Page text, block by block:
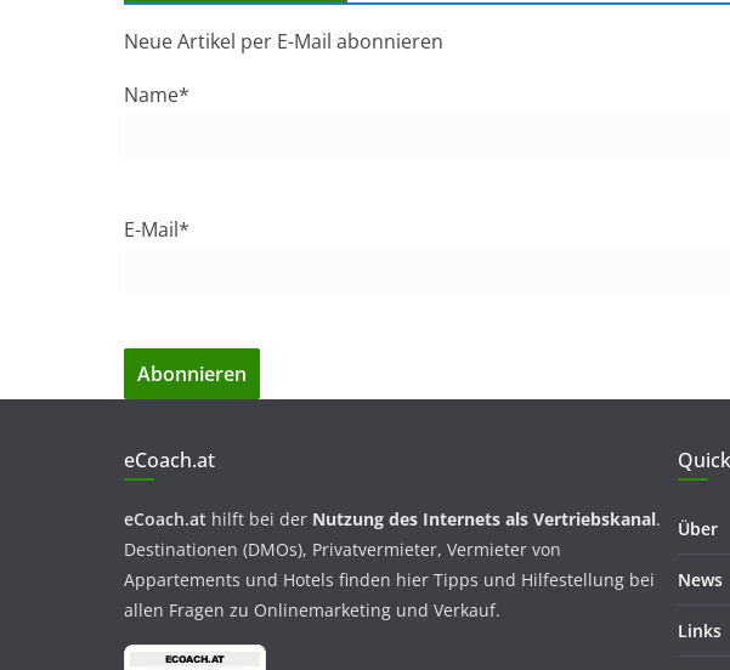
Neue Artikel per E-Mail abonnieren
Name*
E-Mail*
eCoach.at
eCoach.at hilft bei der Nutzung des Internets als Vertriebskanal.
Destinationen (DMOs), Privatvermieter, Vermieter von
Appartements und Hotels finden hier Tipps und Hilfestellung bei
allen Fragen zu Onlinemarketing und Verkauf.
Über
News
Links